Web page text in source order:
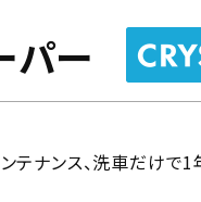
パー
テナンス、洗車だけで1